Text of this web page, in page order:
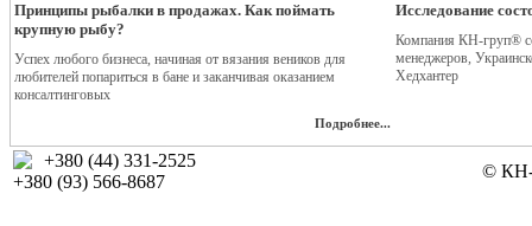
Принципы рыбалки в продажах. Как поймать
крупную рыбу?
Успех любого бизнеса, начиная от вязания веников для
любителей попариться в бане и заканчивая оказанием
консалтинговых
Подробнее...
Исследование
Компания КН-груп®
менеджеров,
Хедхантер
+380 (44) 331-2525
+380 (93) 566-8687
© КН-